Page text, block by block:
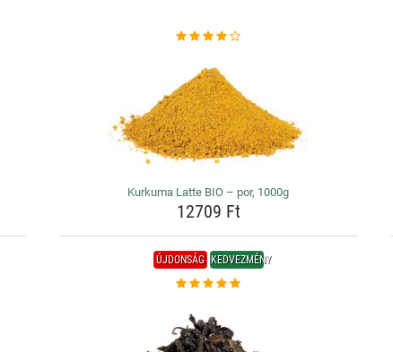
Kurkuma Latte BIO – por, 1000g
12709 Ft
ÚJDONSÁG KEDVEZMÉNY